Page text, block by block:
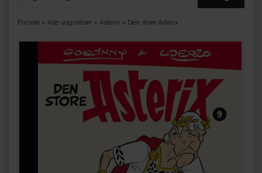
Forside » Alle udgivelser » Asterix » Den store Asterix